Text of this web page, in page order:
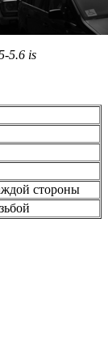
5.6 is
стороны